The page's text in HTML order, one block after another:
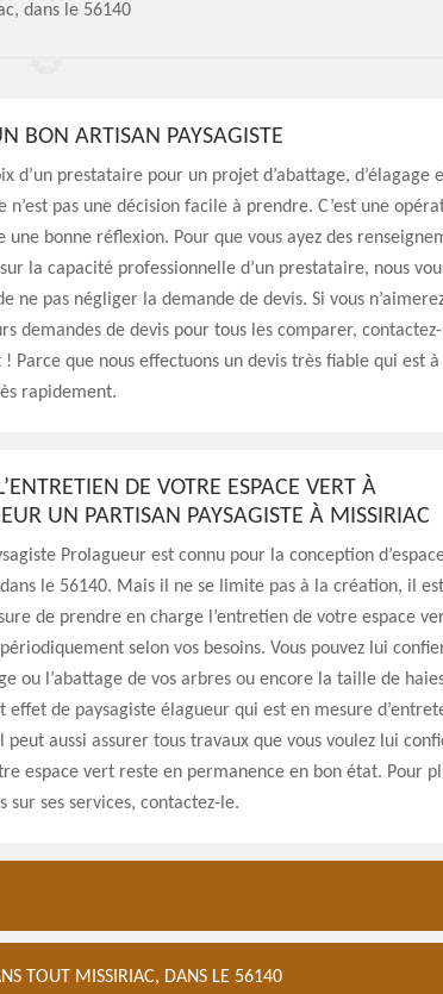
dans le 56140
BON ARTISAN PAYSAGISTE
d’un prestataire pour un projet d’abattage, d’élagage
n’est pas une décision facile à prendre. C’est une
une bonne réflexion. Pour que vous ayez des
la capacité professionnelle d’un prestataire, nous
ne pas négliger la demande de devis. Si vous
demandes de devis pour tous les comparer,
Parce que nous effectuons un devis très fiable qui est à
rapidement.
DE VOTRE ESPACE VERT À
UN PARTISAN PAYSAGISTE À MISSIRIAC
Prolagueur est connu pour la conception
le 56140. Mais il ne se limite pas à la création, il est
de prendre en charge l’entretien de votre espace
selon vos besoins. Vous pouvez lui
ou l’abattage de vos arbres ou encore la taille de
effet de paysagiste élagueur qui est en mesure
peut aussi assurer tous travaux que vous voulez lui
espace vert reste en permanence en bon état. Pour
sur ses services, contactez-le.
TOUT MISSIRIAC, DANS LE 56140